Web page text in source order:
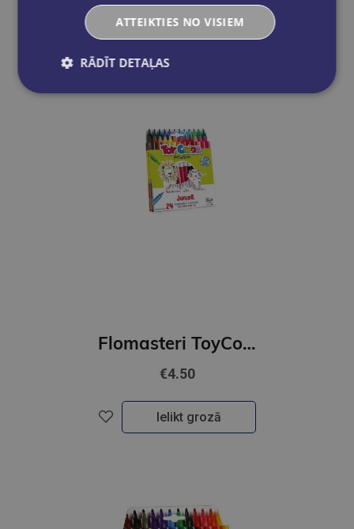
Ielikt grozā
Flomasteri ToyColor 24 krāsu superwashable Junior
€4.50
Ielikt grozā
ATTEIKTIES NO VISIEM
RĀDĪT DETAĻAS